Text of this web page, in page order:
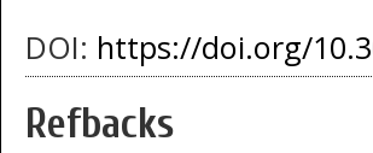
DOI: https://doi.org/
Refbacks